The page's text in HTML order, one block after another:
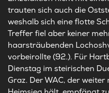
trauten sich auch die
weshalb sich eine flotte
Treffer fiel aber keiner
haarsträubenden
vorbeirollte (92.). Für
Dienstag im steirischen
Graz. Der WAC, der